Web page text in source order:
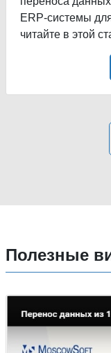
ERP-системы
читайте в этой
Полезные